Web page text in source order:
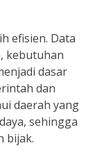
efisien. Data
kebutuhan
dasar
dan
daerah yang
sehingga
bijak.